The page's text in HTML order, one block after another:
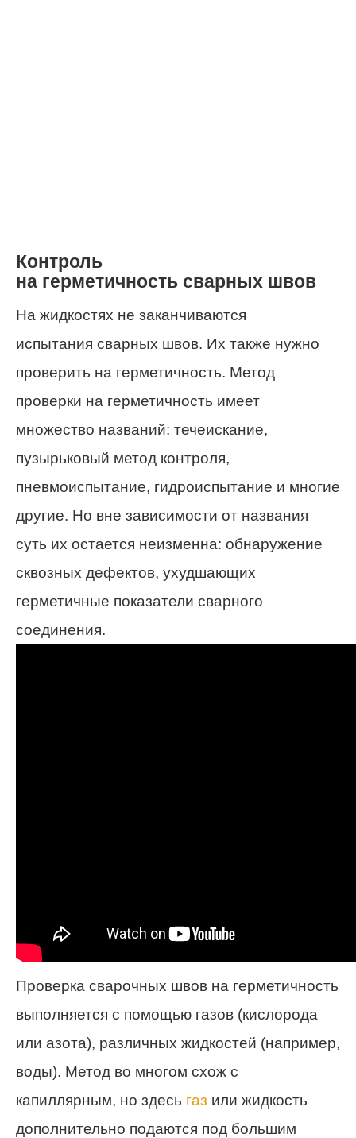
Контроль
на герметичность сварных швов
На жидкостях не заканчиваются
испытания сварных швов. Их также нужно
проверить на герметичность. Метод
проверки на герметичность имеет
множество названий: течеискание,
пузырьковый метод контроля,
пневмоиспытание, гидроиспытание и многие
другие. Но вне зависимости от названия
суть их остается неизменна: обнаружение
сквозных дефектов, ухудшающих
герметичные показатели сварного
соединения.
Проверка сварочных швов на герметичность
выполняется с помощью газов (кислорода
или азота), различных жидкостей (например,
воды). Метод во многом схож с
капиллярным, но здесь газ или жидкость
дополнительно подаются под большим